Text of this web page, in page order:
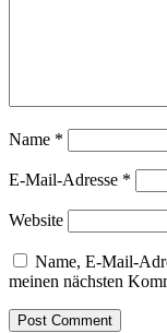
Name *
E-Mail-Adresse *
Website
Name, E-Mail-
meinen nächsten